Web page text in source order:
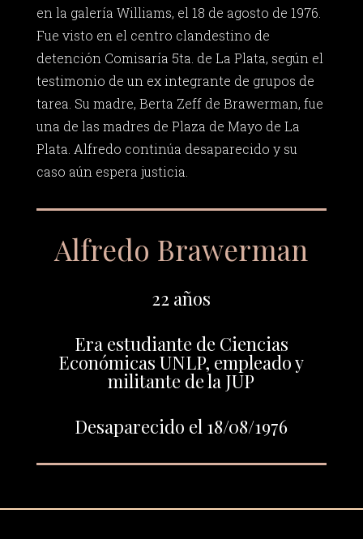
en la galería Williams, el 18 de agosto de 1976.
Fue visto en el centro clandestino de
detención Comisaría 5ta. de La Plata, según el
testimonio de un ex integrante de grupos de
tarea. Su madre, Berta Zeff de Brawerman, fue
una de las madres de Plaza de Mayo de La
Plata. Alfredo continúa desaparecido y su
caso aún espera justicia.
Alfredo Brawerman
22 años
Era estudiante de Ciencias
Económicas UNLP, empleado y
militante de la JUP
Desaparecido el 18/08/1976